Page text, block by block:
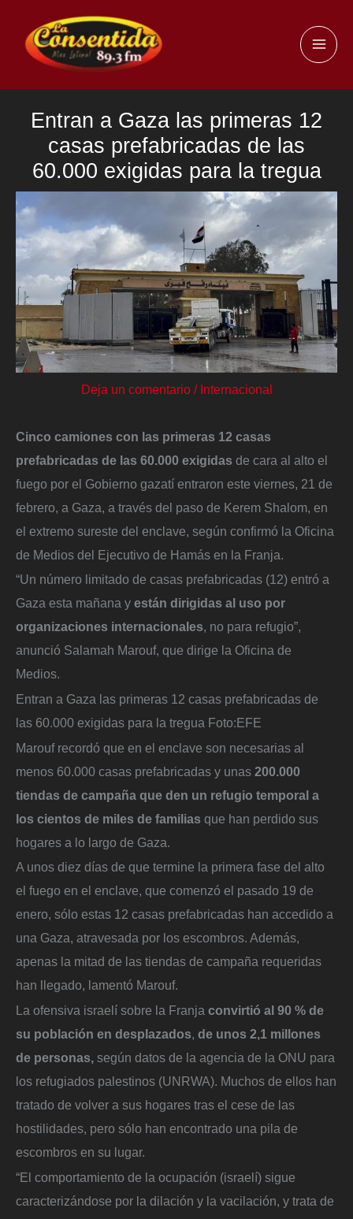
contenido
Entran a Gaza las primeras 12
casas prefabricadas de las
60.000 exigidas para la tregua
Deja un comentario / Internacional
Cinco camiones con las primeras 12 casas
prefabricadas de las 60.000 exigidas de cara al alto el
fuego por el Gobierno gazatí entraron este viernes, 21 de
febrero, a Gaza, a través del paso de Kerem Shalom, en
el extremo sureste del enclave, según confirmó la Oficina
de Medios del Ejecutivo de Hamás en la Franja.
“Un número limitado de casas prefabricadas (12) entró a
Gaza esta mañana y están dirigidas al uso por
organizaciones internacionales, no para refugio”,
anunció Salamah Marouf, que dirige la Oficina de
Medios.
Entran a Gaza las primeras 12 casas prefabricadas de
las 60.000 exigidas para la tregua Foto:EFE
Marouf recordó que en el enclave son necesarias al
menos 60.000 casas prefabricadas y unas 200.000
tiendas de campaña que den un refugio temporal a
los cientos de miles de familias que han perdido sus
hogares a lo largo de Gaza.
A unos diez días de que termine la primera fase del alto
el fuego en el enclave, que comenzó el pasado 19 de
enero, sólo estas 12 casas prefabricadas han accedido a
una Gaza, atravesada por los escombros. Además,
apenas la mitad de las tiendas de campaña requeridas
han llegado, lamentó Marouf.
La ofensiva israelí sobre la Franja convirtió al 90 % de
su población en desplazados, de unos 2,1 millones
de personas, según datos de la agencia de la ONU para
los refugiados palestinos (UNRWA). Muchos de ellos han
tratado de volver a sus hogares tras el cese de las
hostilidades, pero sólo han encontrado una pila de
escombros en su lugar.
“El comportamiento de la ocupación (israelí) sigue
caracterizándose por la dilación y la vacilación, y trata de